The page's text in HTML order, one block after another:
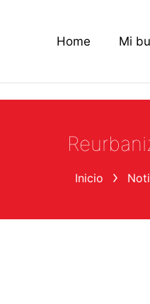
Home Mi
Inicio